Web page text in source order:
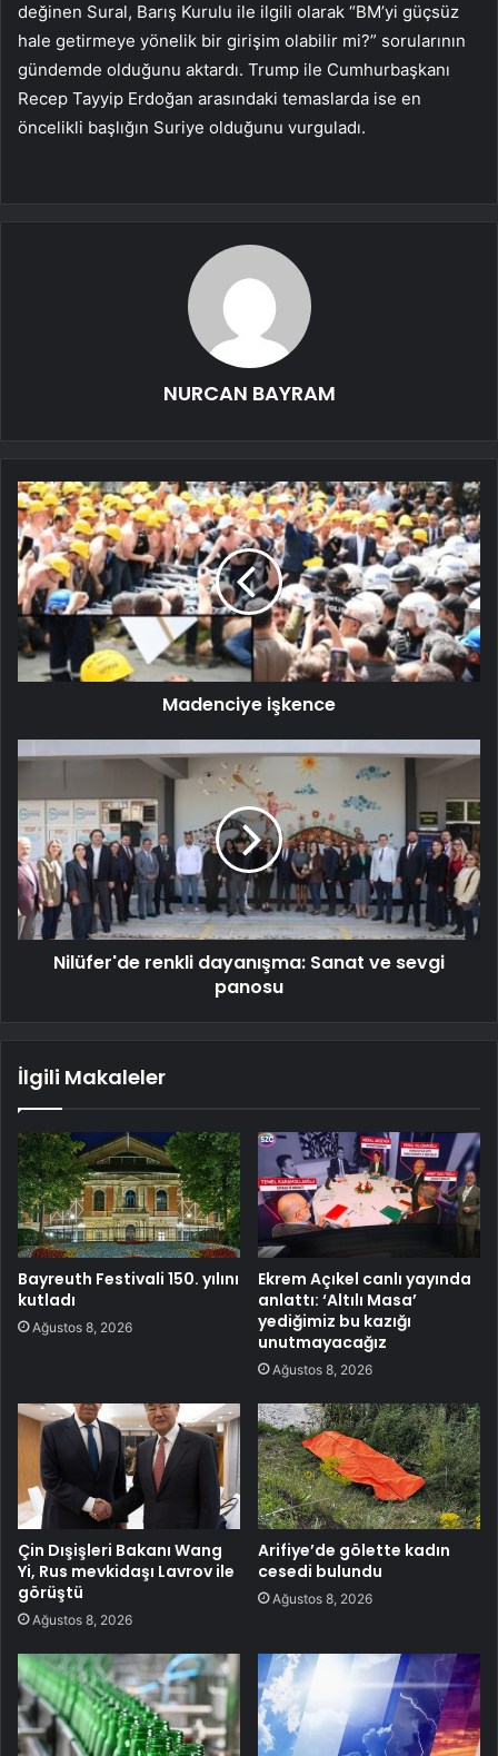
değinen Sural, Barış Kurulu ile ilgili olarak “BM’yi güçsüz
hale getirmeye yönelik bir girişim olabilir mi?” sorularının
gündemde olduğunu aktardı. Trump ile Cumhurbaşkanı
Recep Tayyip Erdoğan arasındaki temaslarda ise en
öncelikli başlığın Suriye olduğunu vurguladı.
NURCAN BAYRAM
Madenciye işkence
Nilüfer'de renkli dayanışma: Sanat ve sevgi
panosu
İlgili Makaleler
Bayreuth Festivali 150. yılını
kutladı
Ağustos 8, 2026
Ekrem Açıkel canlı yayında
anlattı: ‘Altılı Masa’
yediğimiz bu kazığı
unutmayacağız
Ağustos 8, 2026
Çin Dışişleri Bakanı Wang
Yi, Rus mevkidaşı Lavrov ile
görüştü
Ağustos 8, 2026
Arifiye’de gölette kadın
cesedi bulundu
Ağustos 8, 2026